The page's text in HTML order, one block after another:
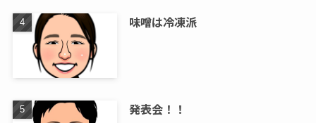
味噌は冷凍派
発表会！！